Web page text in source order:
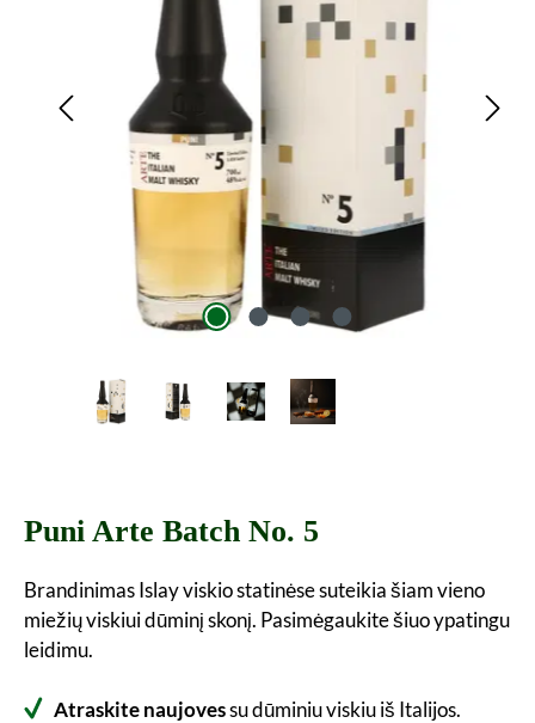
Puni Arte Batch No. 5
Brandinimas Islay viskio statinėse suteikia šiam vieno
miežių viskiui dūminį skonį. Pasimėgaukite šiuo ypatingu
leidimu.
Atraskite naujovessu dūminiu viskiu iš Italijos.